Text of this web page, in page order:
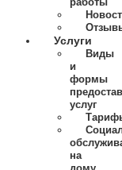
Услуги
Виды
и
формы
услуг
на